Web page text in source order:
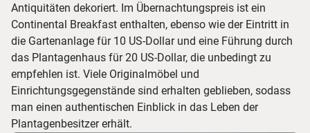
Antiquitäten dekoriert. Im Übernachtungspreis ist ein
Continental Breakfast enthalten, ebenso wie der Eintritt in
die Gartenanlage für 10 US-Dollar und eine Führung durch
das Plantagenhaus für 20 US-Dollar, die unbedingt zu
empfehlen ist. Viele Originalmöbel und
Einrichtungsgegenstände sind erhalten geblieben, sodass
man einen authentischen Einblick in das Leben der
Plantagenbesitzer erhält.